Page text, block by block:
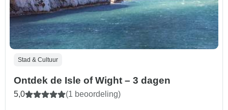
Stad & Cultuur
Ontdek de Isle of Wight – 3 dagen
5,0 (1 beoordeling)